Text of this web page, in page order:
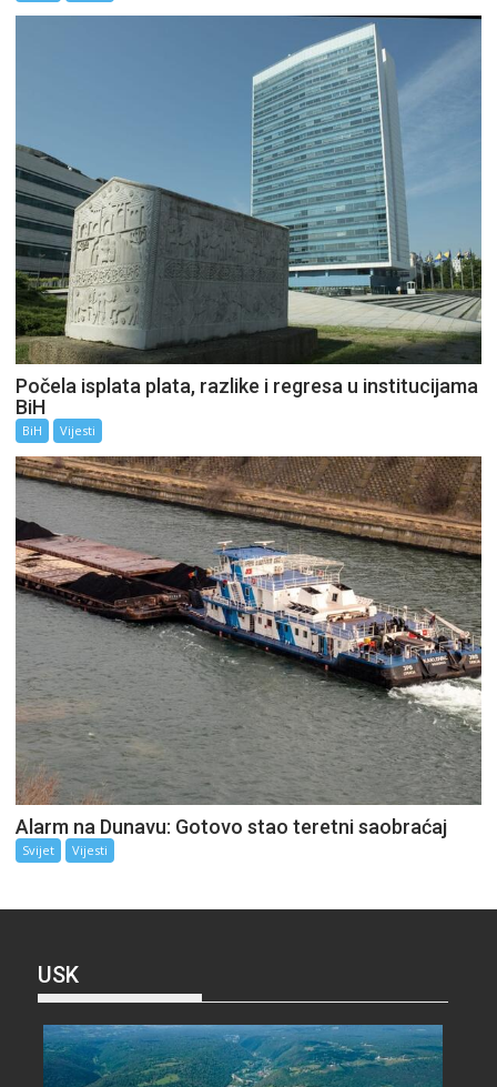
Počela isplata plata, razlike i regresa u institucijama
BiH
BiH Vijesti
Alarm na Dunavu: Gotovo stao teretni saobraćaj
Svijet Vijesti
USK